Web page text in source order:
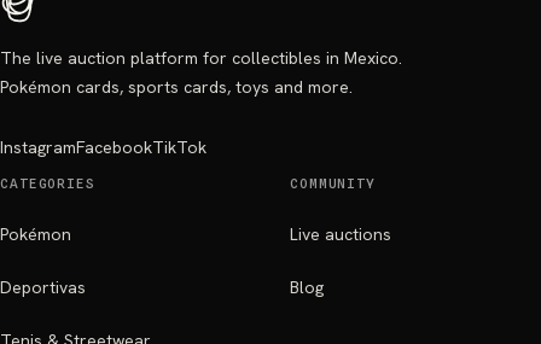
The live auction platform for collectibles in Mexico.
Pokémon cards, sports cards, toys and more.
InstagramFacebookTikTok
CATEGORIES
Pokémon
Deportivas
COMMUNITY
Live auctions
Blog